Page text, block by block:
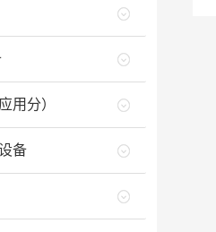
用分）
备